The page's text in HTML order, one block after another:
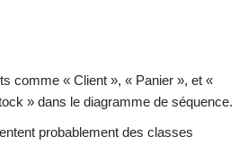
comme « Client », « Panier », et «
» dans le diagramme de séquence.
probablement des classes